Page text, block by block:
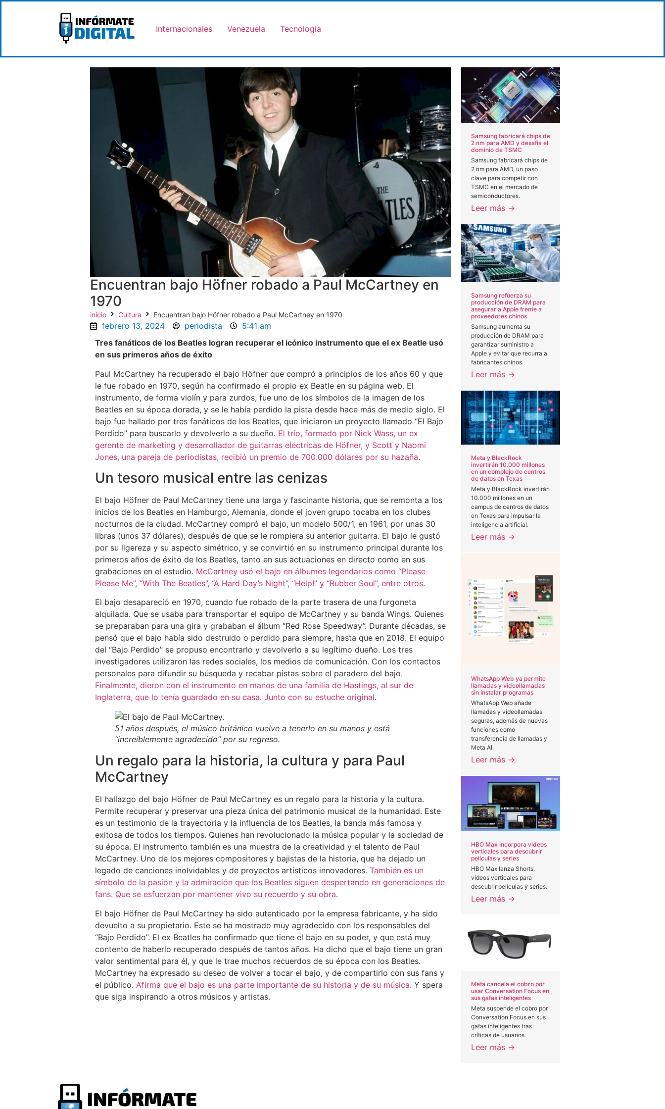
Internacionales Venezuela Tecnologia
Encuentran bajo Höfner robado a Paul McCartney en
1970
inicio Cultura Encuentran bajo Höfner robado a Paul McCartney en 1970
febrero 13, 2024 periodista
5:41 am
Tres fanáticos de los Beatles logran recuperar el icónico instrumento que el ex Beatle usó
en sus primeros años de éxito
Paul McCartney ha recuperado el bajo Höfner que compró a principios de los años 60 y que
le fue robado en 1970, según ha confirmado el propio ex Beatle en su página web. El
instrumento, de forma violín y para zurdos, fue uno de los símbolos de la imagen de los
Beatles en su época dorada, y se le había perdido la pista desde hace más de medio siglo. El
bajo fue hallado por tres fanáticos de los Beatles, que iniciaron un proyecto llamado “El Bajo
Perdido” para buscarlo y devolverlo a su dueño. El trío, formado por Nick Wass, un ex
gerente de marketing y desarrollador de guitarras eléctricas de Höfner, y Scott y Naomi
Jones, una pareja de periodistas, recibió un premio de 700.000 dólares por su hazaña.
Un tesoro musical entre las cenizas
El bajo Höfner de Paul McCartney tiene una larga y fascinante historia, que se remonta a los
inicios de los Beatles en Hamburgo, Alemania, donde el joven grupo tocaba en los clubes
nocturnos de la ciudad. McCartney compró el bajo, un modelo 500/1, en 1961, por unas 30
libras (unos 37 dólares), después de que se le rompiera su anterior guitarra. El bajo le gustó
por su ligereza y su aspecto simétrico, y se convirtió en su instrumento principal durante los
primeros años de éxito de los Beatles, tanto en sus actuaciones en directo como en sus
grabaciones en el estudio. McCartney usó el bajo en álbumes legendarios como “Please
Please Me”, “With The Beatles”, “A Hard Day’s Night”, “Help!” y “Rubber Soul”, entre otros.
El bajo desapareció en 1970, cuando fue robado de la parte trasera de una furgoneta
alquilada. Que se usaba para transportar el equipo de McCartney y su banda Wings. Quienes
se preparaban para una gira y grababan el álbum “Red Rose Speedway”. Durante décadas, se
pensó que el bajo había sido destruido o perdido para siempre, hasta que en 2018. El equipo
del “Bajo Perdido” se propuso encontrarlo y devolverlo a su legítimo dueño. Los tres
investigadores utilizaron las redes sociales, los medios de comunicación. Con los contactos
personales para difundir su búsqueda y recabar pistas sobre el paradero del bajo.
Finalmente, dieron con el instrumento en manos de una familia de Hastings, al sur de
Inglaterra, que lo tenía guardado en su casa. Junto con su estuche original.
51 años después, el músico británico vuelve a tenerlo en su manos y está
“increíblemente agradecido” por su regreso.
Un regalo para la historia, la cultura y para Paul
McCartney
El hallazgo del bajo Höfner de Paul McCartney es un regalo para la historia y la cultura.
Permite recuperar y preservar una pieza única del patrimonio musical de la humanidad. Este
es un testimonio de la trayectoria y la influencia de los Beatles, la banda más famosa y
exitosa de todos los tiempos. Quienes han revolucionado la música popular y la sociedad de
su época. El instrumento también es una muestra de la creatividad y el talento de Paul
McCartney. Uno de los mejores compositores y bajistas de la historia, que ha dejado un
legado de canciones inolvidables y de proyectos artísticos innovadores. También es un
símbolo de la pasión y la admiración que los Beatles siguen despertando en generaciones de
fans. Que se esfuerzan por mantener vivo su recuerdo y su obra.
El bajo Höfner de Paul McCartney ha sido autenticado por la empresa fabricante, y ha sido
devuelto a su propietario. Este se ha mostrado muy agradecido con los responsables del
“Bajo Perdido”. El ex Beatles ha confirmado que tiene el bajo en su poder, y que está muy
contento de haberlo recuperado después de tantos años. Ha dicho que el bajo tiene un gran
valor sentimental para él, y que le trae muchos recuerdos de su época con los Beatles.
McCartney ha expresado su deseo de volver a tocar el bajo, y de compartirlo con sus fans y
el público. Afirma que el bajo es una parte importante de su historia y de su música. Y spera
que siga inspirando a otros músicos y artistas.
Samsung fabricará chips de
2 nm para AMD y desafía el
dominio de TSMC
Samsung fabricará chips de
2 nm para AMD, un paso
clave para competir con
TSMC en el mercado de
semiconductores.
Leer más →
Samsung refuerza su
producción de DRAM para
asegurar a Apple frente a
proveedores chinos
Samsung aumenta su
producción de DRAM para
garantizar suministro a
Apple y evitar que recurra a
fabricantes chinos.
Leer más →
Meta y BlackRock
invertirán 10.000 millones
en un complejo de centros
de datos en Texas
Meta y BlackRock invertirán
10.000 millones en un
campus de centros de datos
en Texas para impulsar la
inteligencia artificial.
Leer más →
WhatsApp Web ya permite
llamadas y videollamadas
sin instalar programas
WhatsApp Web añade
llamadas y videollamadas
seguras, además de nuevas
funciones como
transferencia de llamadas y
Meta AI.
Leer más →
HBO Max incorpora videos
verticales para descubrir
películas y series
HBO Max lanza Shorts,
videos verticales para
descubrir películas y series.
Leer más →
Meta cancela el cobro por
usar Conversation Focus en
sus gafas inteligentes
Meta suspende el cobro por
Conversation Focus en sus
gafas inteligentes tras
críticas de usuarios.
Leer más →